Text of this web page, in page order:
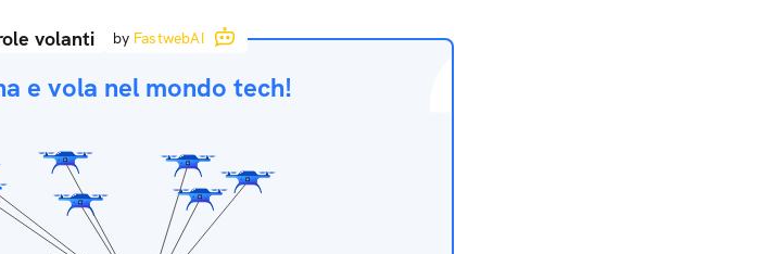
volanti by FastwebAI
e vola nel mondo tech!